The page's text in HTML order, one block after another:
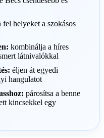
fel helyeket a szokásos
kombinálja a híres
látnivalókkal
éljen át egyedi
hangulatot
párosítsa a benne
kincsekkel egy